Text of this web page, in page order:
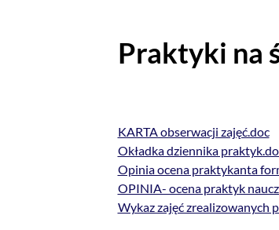
Praktyki na
KARTA obserwacji zajęć.doc
Okładka dziennika
Opinia ocena praktykanta
OPINIA- ocena praktyk
Wykaz zajęć zrealizowanych